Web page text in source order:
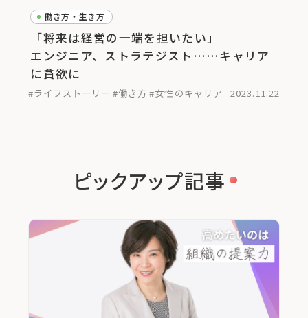
働き方・生き方
「将来は経営の一端を担いたい」
エンジニア、ストラテジスト……キャリア
に貪欲に
#ライフストーリー #働き方 #女性のキャリア 2023.11.22
ピックアップ記事